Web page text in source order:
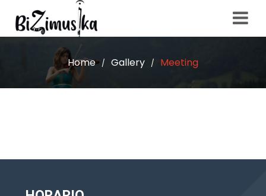
Home / Gallery / Meeting